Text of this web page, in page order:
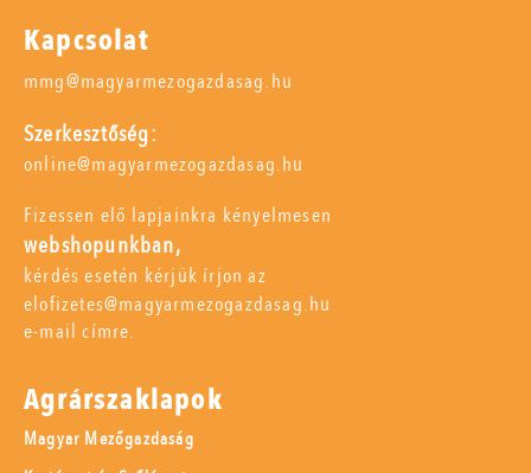
Kapcsolat
mmg@magyarmezogazdasag.hu
Szerkesztőség:
online@magyarmezogazdasag.hu
Fizessen elő lapjainkra kényelmesen
webshopunkban,
kérdés esetén kérjük írjon az
elofizetes@magyarmezogazdasag.hu
e-mail címre.
Agrárszaklapok
Magyar Mezőgazdaság